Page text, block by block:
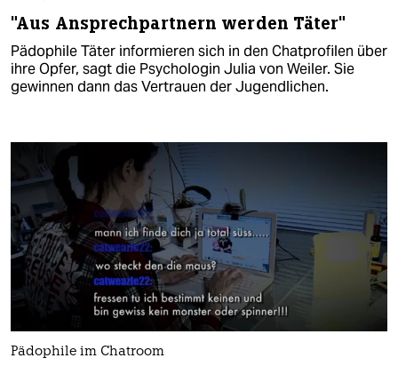
"Aus Ansprechpartnern werden Täter"
Pädophile Täter informieren sich in den Chatprofilen über
ihre Opfer, sagt die Psychologin Julia von Weiler. Sie
gewinnen dann das Vertrauen der Jugendlichen.
Pädophile im Chatroom